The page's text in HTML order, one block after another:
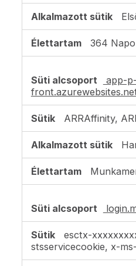
364
app-
ARRAffinity,
esctx-
stsservicecookie, x-